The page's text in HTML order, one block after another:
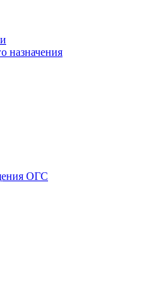
назначения
ОГС